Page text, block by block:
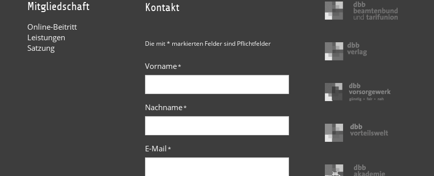
Mitgliedschaft
Online-Beitritt
Leistungen
Satzung
Kontakt
Die mit * markierten Felder sind Pflichtfelder
Vorname*
Nachname*
E-Mail*